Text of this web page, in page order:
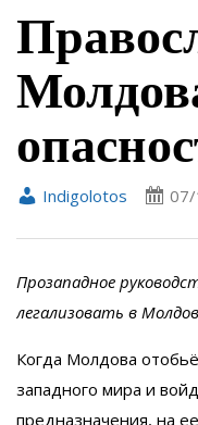
Indigolotos 07/
Прозападное
легализовать в
Когда Молдова
западного мира и
предназначения, на